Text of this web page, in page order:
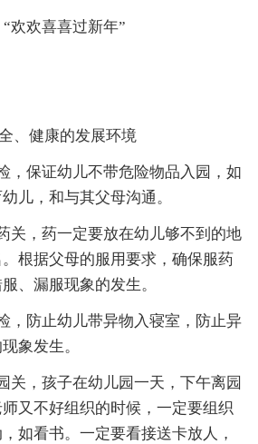
欢喜喜过新年”
健康的发展环境
保证幼儿不带危险物品入园，如
儿，和与其父母沟通。
，药一定要放在幼儿够不到的地
根据父母的服用要求，确保服药
、漏服现象的发生。
防止幼儿带异物入寝室，防止异
象发生。
，孩子在幼儿园一天，下午离园
又不好组织的时候，一定要组织
如看书。一定要看接送卡放人，